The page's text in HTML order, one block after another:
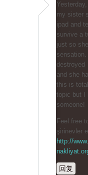
my sister
ipad and
survive a
just so
destroyed
and she
this is
topic but I
someone!
Feel free
şirinevler
http://
回复